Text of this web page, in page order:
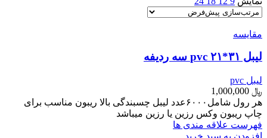
مقایسه
لیبل ۳۱*۲۱ pvc سه ردیفه
لیبل pvc
﷼
هر رول شامل۶۰۰۰عدد لیبل چسبندگی بالا ریبون مناسب برای
چاپ ریبون وکس رزین یا رزین میباشد
فهرست علاقه مندی ها
افزودن به سبد خرید